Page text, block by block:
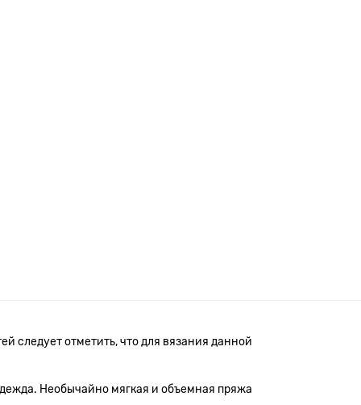
следует отметить, что для вязания данной
Необычайно мягкая и объемная пряжа